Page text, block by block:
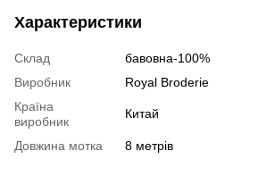
Характеристики
Склад
бавовна-100%
Виробник
Royal Broderie
Країна
виробник
Китай
Довжина мотка 8 метрів